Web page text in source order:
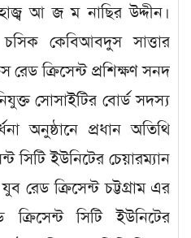
আ জ ম নাছির উদ্দীন।
কেবিআবদুস সাত্তার
রেড ক্রিসেন্ট প্রশিক্ষণ সনদ
সোসাইটির বোর্ড সদস্য
অনুষ্ঠানে প্রধান অতিথি
সিটি ইউনিটের চেয়ারম্যান
রেড ক্রিসেন্ট চট্টগ্রাম এর
সিটি ইউনিটের